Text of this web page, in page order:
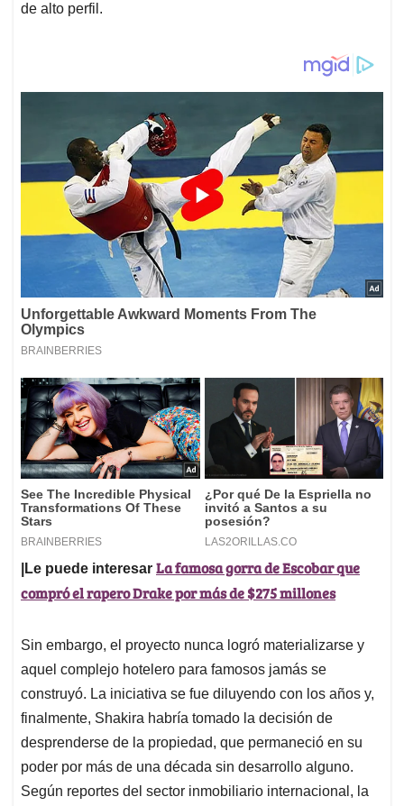
de alto perfil.
|Le puede interesar La famosa gorra de Escobar que
compró el rapero Drake por más de $275 millones
Sin embargo, el proyecto nunca logró materializarse y
aquel complejo hotelero para famosos jamás se
construyó. La iniciativa se fue diluyendo con los años y,
finalmente, Shakira habría tomado la decisión de
desprenderse de la propiedad, que permaneció en su
poder por más de una década sin desarrollo alguno.
Según reportes del sector inmobiliario internacional, la